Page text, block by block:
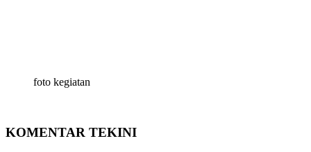
foto kegiatan
KOMENTAR TEKINI